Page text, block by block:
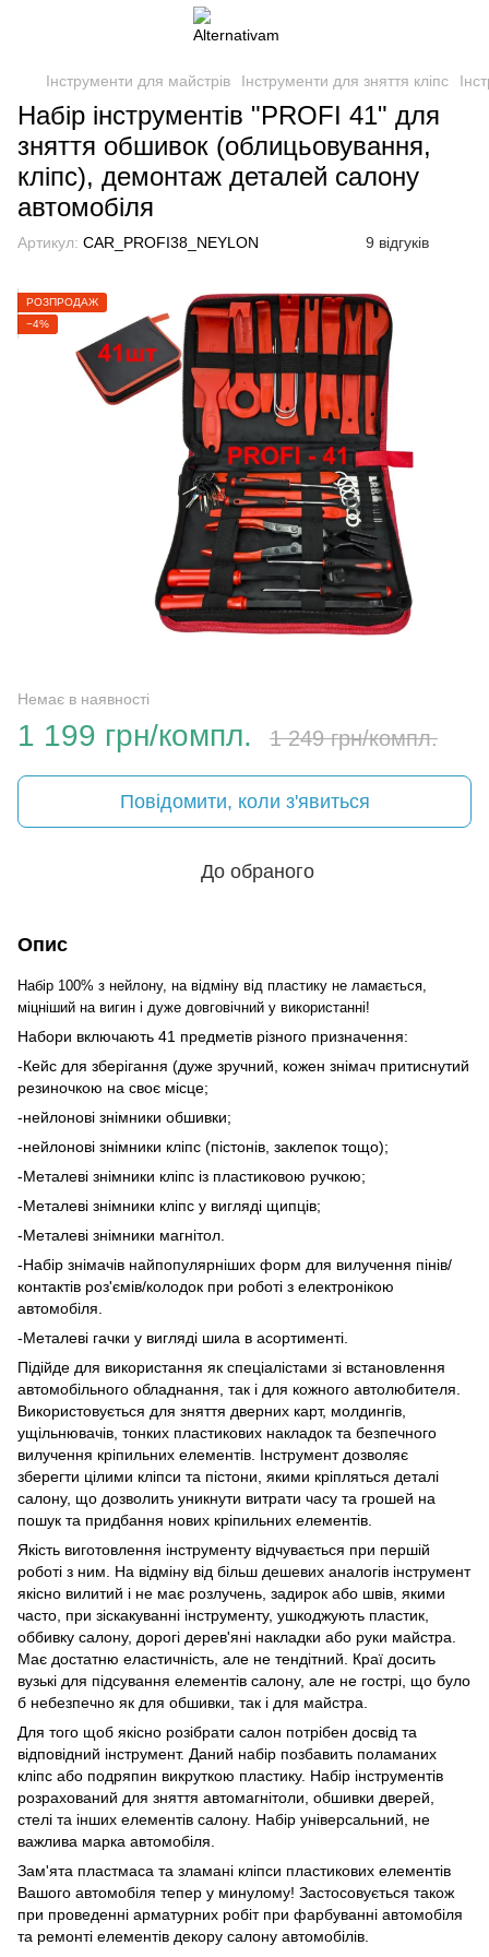
Інструменти для майстрів Інструменти для зняття кліпс
Набір інструментів "PROFI 41" для
зняття обшивок (облицьовування,
кліпс), демонтаж деталей салону
автомобіля
Артикул: CAR_PROFI38_NEYLON 9 відгуків
РОЗПРОДАЖ
−4%
Немає в наявності
1 199 грн/компл. 1 249 грн/компл.
Повідомити, коли з'явиться
До обраного
Опис
Набір 100% з нейлону, на відміну від пластику не ламається,
міцніший на вигин і дуже довговічний у використанні!
Набори включають 41 предметів різного призначення:
-Кейс для зберігання (дуже зручний, кожен знімач притиснутий
резиночкою на своє місце;
-нейлонові знімники обшивки;
-нейлонові знімники кліпс (пістонів, заклепок тощо);
-Металеві знімники кліпс із пластиковою ручкою;
-Металеві знімники кліпс у вигляді щипців;
-Металеві знімники магнітол.
-Набір знімачів найпопулярніших форм для вилучення пінів/
контактів роз'ємів/колодок при роботі з електронікою
автомобіля.
-Металеві гачки у вигляді шила в асортименті.
Підійде для використання як спеціалістами зі встановлення
автомобільного обладнання, так і для кожного автолюбителя.
Використовується для зняття дверних карт, молдингів,
ущільнювачів, тонких пластикових накладок та безпечного
вилучення кріпильних елементів. Інструмент дозволяє
зберегти цілими кліпси та пістони, якими кріпляться деталі
салону, що дозволить уникнути витрати часу та грошей на
пошук та придбання нових кріпильних елементів.
Якість виготовлення інструменту відчувається при першій
роботі з ним. На відміну від більш дешевих аналогів інструмент
якісно вилитий і не має розлучень, задирок або швів, якими
часто, при зіскакуванні інструменту, ушкоджують пластик,
оббивку салону, дорогі дерев'яні накладки або руки майстра.
Має достатню еластичність, але не тендітний. Краї досить
вузькі для підсування елементів салону, але не гострі, що було
б небезпечно як для обшивки, так і для майстра.
Для того щоб якісно розібрати салон потрібен досвід та
відповідний інструмент. Даний набір позбавить поламаних
кліпс або подряпин викруткою пластику. Набір інструментів
розрахований для зняття автомагнітоли, обшивки дверей,
стелі та інших елементів салону. Набір універсальний, не
важлива марка автомобіля.
Зам'ята пластмаса та зламані кліпси пластикових елементів
Вашого автомобіля тепер у минулому! Застосовується також
при проведенні арматурних робіт при фарбуванні автомобіля
та ремонті елементів декору салону автомобілів.